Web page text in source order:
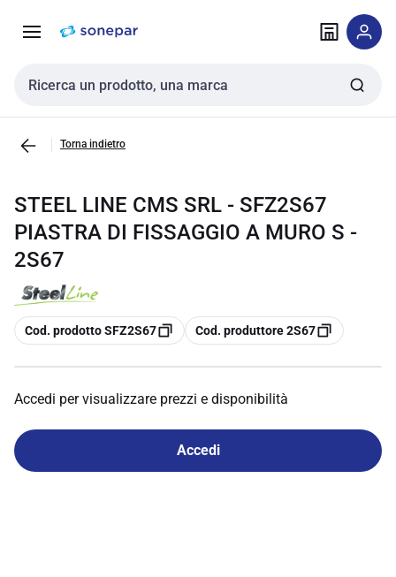
navigazione alla
Cerca input
Torna indietro
STEEL LINE CMS SRL - SFZ2S67
PIASTRA DI FISSAGGIO A MURO S -
2S67
copia
Cod. prodotto SFZ2S67 copia
Cod. produttore 2S67
Accedi per visualizzare prezzi e disponibilità
Accedi